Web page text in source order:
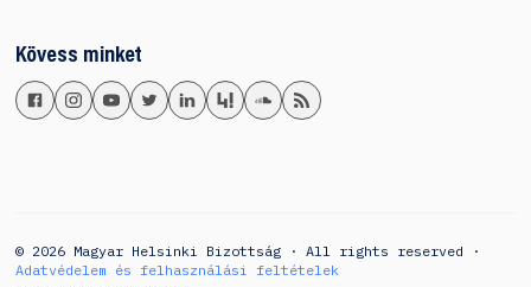
Kövess minket
© 2026 Magyar Helsinki Bizottság · All rights reserved ·
Adatvédelem és felhasználási feltételek